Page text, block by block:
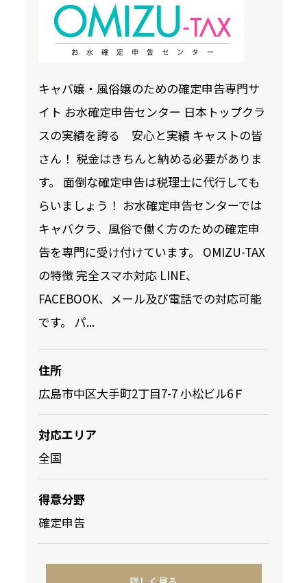
キャバ嬢・風俗嬢のための確定申告専門サ
イト お水確定申告センター 日本トップクラ
スの実績を誇る 安心と実績 キャストの皆
さん！ 税金はきちんと納める必要がありま
す。 面倒な確定申告は税理士に代行しても
らいましょう！ お水確定申告センターでは
キャバクラ、風俗で働く方のための確定申
告を専門に受け付けています。 OMIZU-TAX
の特徴 完全スマホ対応 LINE、
FACEBOOK、メール及び電話での対応可能
です。 パ...
住所
広島市中区大手町2丁目7-7 小松ビル6Ｆ
対応エリア
全国
得意分野
確定申告